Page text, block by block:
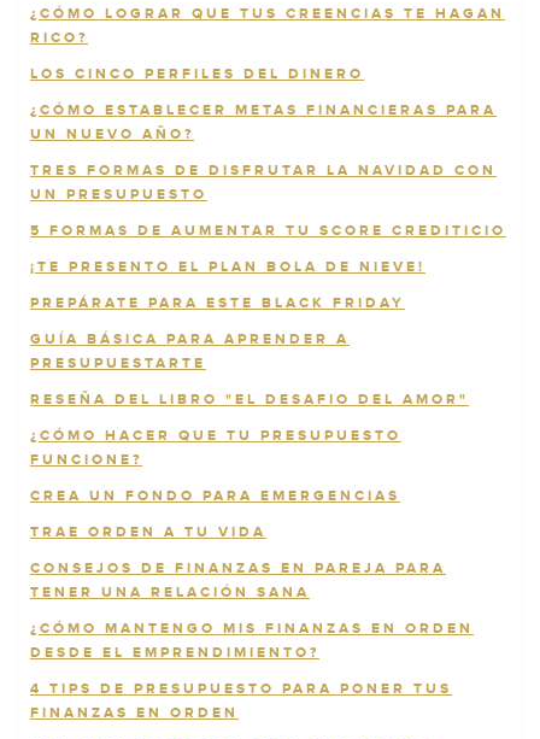
¿CÓMO LOGRAR QUE TUS CREENCIAS TE HAGAN
RICO?
LOS CINCO PERFILES DEL DINERO
¿CÓMO ESTABLECER METAS FINANCIERAS PARA
UN NUEVO AÑO?
TRES FORMAS DE DISFRUTAR LA NAVIDAD CON
UN PRESUPUESTO
5 FORMAS DE AUMENTAR TU SCORE CREDITICIO
¡TE PRESENTO EL PLAN BOLA DE NIEVE!
PREPÁRATE PARA ESTE BLACK FRIDAY
GUÍA BÁSICA PARA APRENDER A
PRESUPUESTARTE
RESEÑA DEL LIBRO "EL DESAFIO DEL AMOR"
¿CÓMO HACER QUE TU PRESUPUESTO
FUNCIONE?
CREA UN FONDO PARA EMERGENCIAS
TRAE ORDEN A TU VIDA
CONSEJOS DE FINANZAS EN PAREJA PARA
TENER UNA RELACIÓN SANA
¿CÓMO MANTENGO MIS FINANZAS EN ORDEN
DESDE EL EMPRENDIMIENTO?
4 TIPS DE PRESUPUESTO PARA PONER TUS
FINANZAS EN ORDEN